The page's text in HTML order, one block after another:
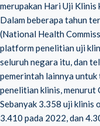
merupakan Hari Uji Klinis
Dalam beberapa tahun
(National Health
platform penelitian uji
seluruh negara itu, dan
pemerintah lainnya
penelitian klinis, menurut
Sebanyak 3.358 uji klinis
3.410 pada 2022, dan